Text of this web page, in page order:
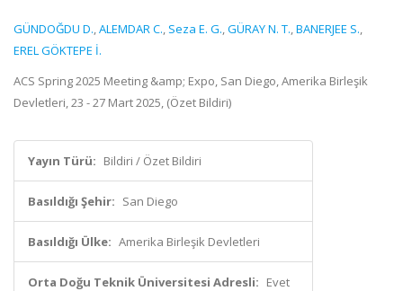
GÜNDOĞDU D.,ALEMDAR C., Seza E. G.,GÜRAY N. T.,BANERJEE S.,
EREL GÖKTEPE İ.
ACS Spring 2025 Meeting &amp; Expo, San Diego, Amerika Birleşik
Devletleri, 23 - 27 Mart 2025, (Özet Bildiri)
Yayın Türü: Bildiri / Özet Bildiri
Basıldığı Şehir: San Diego
Basıldığı Ülke: Amerika Birleşik Devletleri
Orta Doğu Teknik Üniversitesi Adresli: Evet